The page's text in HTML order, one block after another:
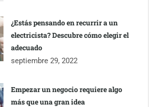
¿Estás pensando en recurrir a un
electricista? Descubre cómo elegir el
adecuado
septiembre 29, 2022
Empezar un negocio requiere algo
más que una gran idea